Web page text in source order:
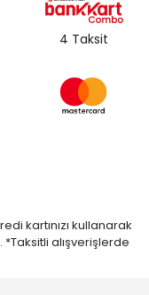
4 Taksit
kartınızı kullanarak
alışverişlerde